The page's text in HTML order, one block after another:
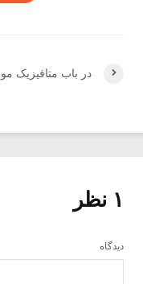
در باب متافیزیک
۱ نظر
دیدگاه